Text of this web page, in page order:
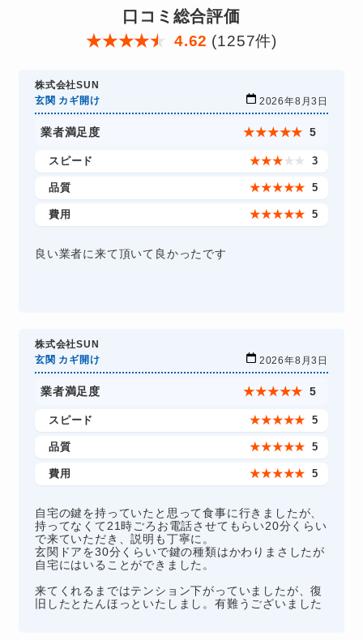
口コミ総合評価
★★★★★ 4.62 (1257件)
株式会社SUN
玄関 カギ開け
2026年8月3日
業者満足度 ★★★★★ 5
スピード ★★★ ★ ★ 3
品質 ★★★★★ 5
費用 ★★★★★ 5
良い業者に来て頂いて良かったです
株式会社SUN
玄関 カギ開け
2026年8月3日
業者満足度 ★★★★★ 5
スピード ★★★★★ 5
品質 ★★★★★ 5
費用 ★★★★★ 5
自宅の鍵を持っていたと思って食事に行きましたが、
持ってなくて21時ごろお電話させてもらい20分くらい
で来ていただき、説明も丁寧に。
玄関ドアを30分くらいで鍵の種類はかわりまさしたが
自宅にはいることができました。
来てくれるまではテンション下がっていましたが、復
旧したとたんほっといたしまし。有難うございました